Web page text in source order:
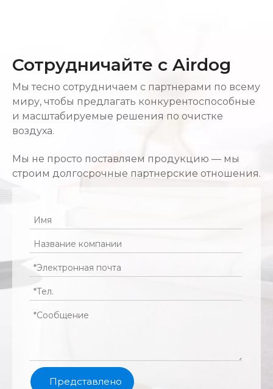
Сотрудничайте с Airdog
Мы тесно сотрудничаем с партнерами по всему
миру, чтобы предлагать конкурентоспособные
и масштабируемые решения по очистке
воздуха.
Мы не просто поставляем продукцию — мы
строим долгосрочные партнерские отношения.
Представлено